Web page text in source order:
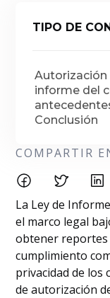
TIPO DE
Autorización
informe del
Conclusión
COMPARTIR
La Ley de
el marco legal
obtener reportes
cumplimiento
privacidad de los
de autorización